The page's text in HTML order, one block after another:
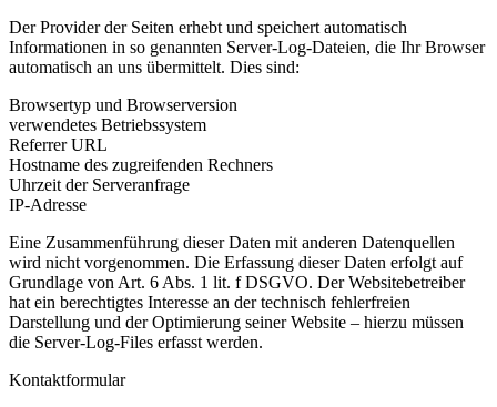
Der Provider der Seiten erhebt und speichert automatisch
Informationen in so genannten Server-Log-Dateien, die Ihr Browser
automatisch an uns übermittelt. Dies sind:
Browsertyp und Browserversion
verwendetes Betriebssystem
Referrer URL
Hostname des zugreifenden Rechners
Uhrzeit der Serveranfrage
IP-Adresse
Eine Zusammenführung dieser Daten mit anderen Datenquellen
wird nicht vorgenommen. Die Erfassung dieser Daten erfolgt auf
Grundlage von Art. 6 Abs. 1 lit. f DSGVO. Der Websitebetreiber
hat ein berechtigtes Interesse an der technisch fehlerfreien
Darstellung und der Optimierung seiner Website – hierzu müssen
die Server-Log-Files erfasst werden.
Kontaktformular